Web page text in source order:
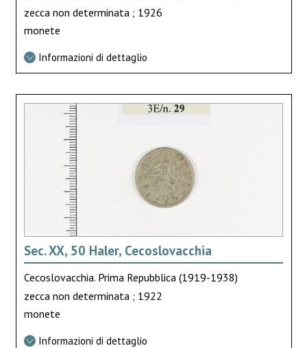
zecca non determinata ; 1926
monete
Informazioni di dettaglio
Sec. XX, 50 Haler, Cecoslovacchia
Cecoslovacchia. Prima Repubblica (1919-1938)
zecca non determinata ; 1922
monete
Informazioni di dettaglio